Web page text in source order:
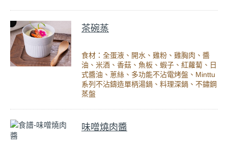
茶碗蒸
食材：全蛋液、開水、雞粉、雞胸肉、醬
油、米酒、香菇、魚板、蝦子、紅蘿蔔、日
式醬油、蔥絲、多功能不沾電烤盤、Minttu
系列不沾鑄造單柄湯鍋、料理深鍋、不鏽鋼
蒸盤
味噌燒肉醬